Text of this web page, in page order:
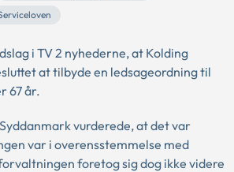
i TV 2 nyhederne, at Kolding
at tilbyde en ledsageordning til
67 år.
vurderede, at det var
var i overensstemmelse med
foretog sig dog ikke videre